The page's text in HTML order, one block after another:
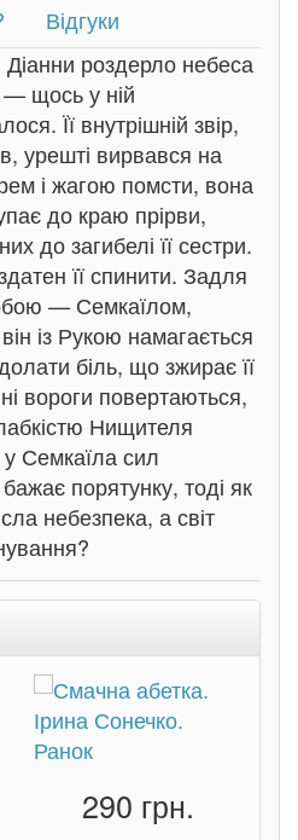
Відгуки
роздерло небеса
— щось у ній
Її внутрішній звір,
урешті вирвався на
і жагою помсти, вона
до краю прірви,
до загибелі її сестри.
її спинити. Задля
— Семкаїлом,
із Рукою намагається
біль, що зжирає її
вороги повертаються,
Нищителя
у Семкаїла сил
порятунку, тоді як
небезпека, а світ
290 грн.